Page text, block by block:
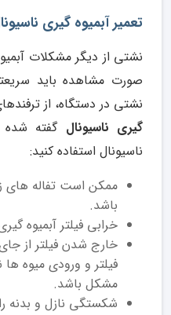
تعمیر آبمیوه گیری
نشتی از دیگر مشکلات
صورت مشاهده باید
نشتی در دستگاه، از
گیری ناسیونال گفته شده
ناسیونال استفاده کنید:
ممکن است تفاله های
باشد.
خرابی فیلتر آبمیوه
خارج شدن فیلتر از
فیلتر و ورودی میوه ها
مشکل باشد.
شکستگی نازل و بدنه